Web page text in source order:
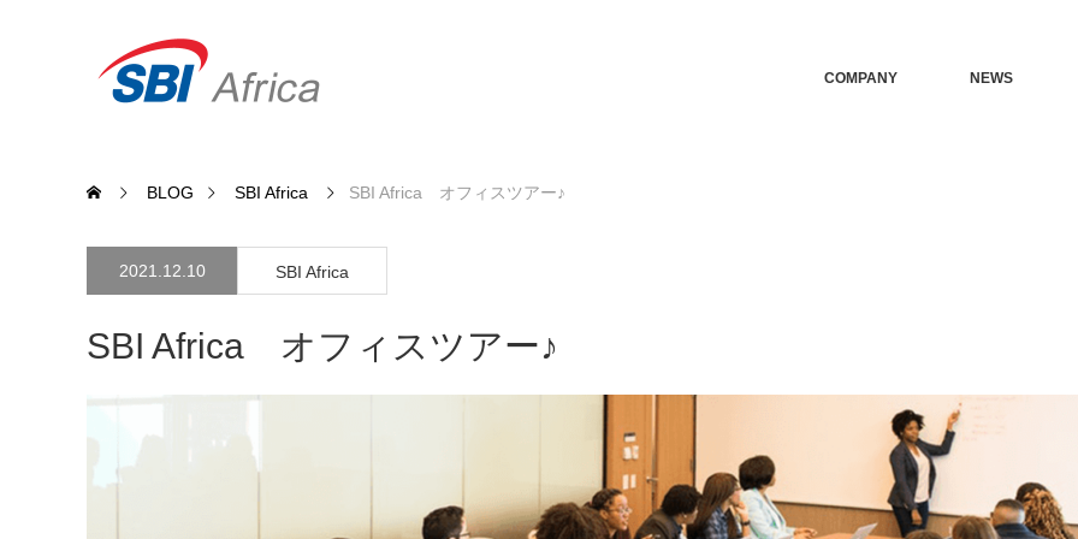
COMPANY NEWS
BLOG SBI Africa SBI Africa オフィスツアー♪
2021.12.10 SBI Africa
SBI Africa オフィスツアー♪